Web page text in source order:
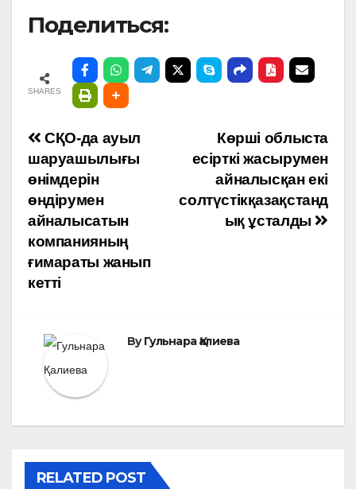
Поделиться:
SHARES
Навигация
по
записям
Көрші облыста
есірткі жасырумен
айналысқан екі
солтүстікқазақстанд
ық ұсталды
СҚО-да ауыл
шаруашылығы
өнімдерін
өндірумен
айналысатын
компанияның
ғимараты жанып
кетті
ByГульнара Қалиева
RELATED POST